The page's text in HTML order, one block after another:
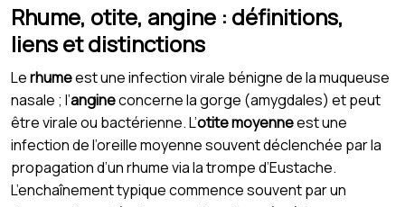
Rhume, otite, angine : définitions,
liens et distinctions
Lerhumeest une infection virale bénigne de la muqueuse
nasale ; l’angineconcerne la gorge (amygdales) et peut
être virale ou bactérienne. L’otite moyenneest une
infection de l’oreille moyenne souvent déclenchée par la
propagation d’un rhume via la trompe d’Eustache.
L’enchaînement typique commence souvent par un